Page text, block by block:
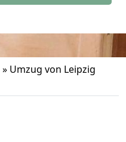
» Umzug von Leipzig